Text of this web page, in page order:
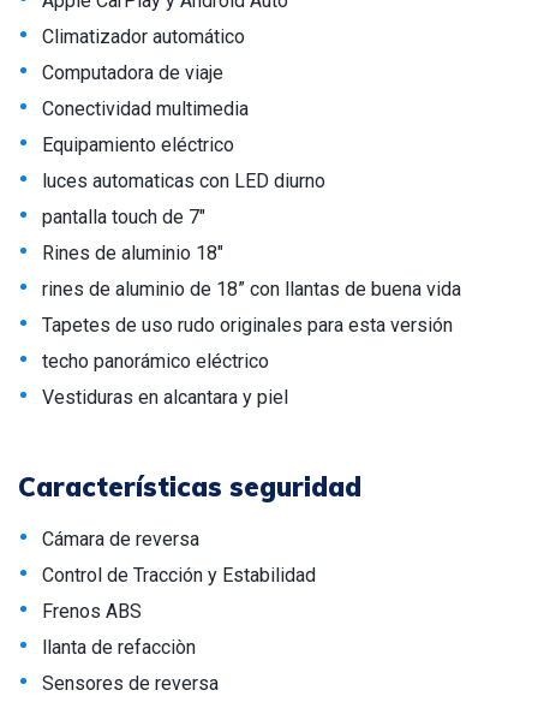
• Climatizador automático
• Computadora de viaje
• Conectividad multimedia
• Equipamiento eléctrico
• luces automaticas con LED diurno
• pantalla touch de 7"
• Rines de aluminio 18"
• rines de aluminio de 18” con llantas de buena vida
• Tapetes de uso rudo originales para esta versión
• techo panorámico eléctrico
• Vestiduras en alcantara y piel
Características seguridad
•
Cámara de reversa
• Control de Tracción y Estabilidad
• Frenos ABS
• llanta de refacciòn
• Sensores de reversa